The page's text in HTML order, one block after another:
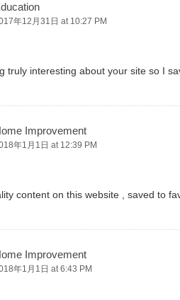
年12月31日 at 10:27 PM
truly interesting about your site so I
Improvement
年1月1日 at 12:39 PM
content on this website , saved to
Improvement
年1月1日 at 6:43 PM